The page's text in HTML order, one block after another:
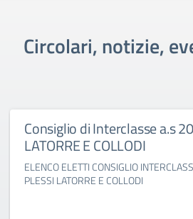
Circolari, notizie,
Consiglio di Interclasse a.s
LATORRE E COLLODI
ELENCO ELETTI CONSIGLIO
PLESSI LATORRE E COLLODI